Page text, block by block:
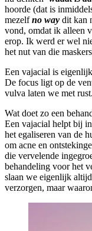
hoorde (dat is
mezelfno way dit kan
vond, omdat ik alleen
erop. Ik werd er wel
het nut van die
Een vajacial is
De focus ligt op de
vulva laten we met rust.
Wat doet zo een
Een vajacial helpt bij
het egaliseren van de
om acne en
die vervelende
behandeling voor het
slaan we eigenlijk
verzorgen, maar